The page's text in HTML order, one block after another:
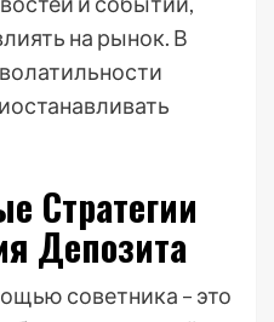
на рынок. В
Стратегии
Депозита
советника – это